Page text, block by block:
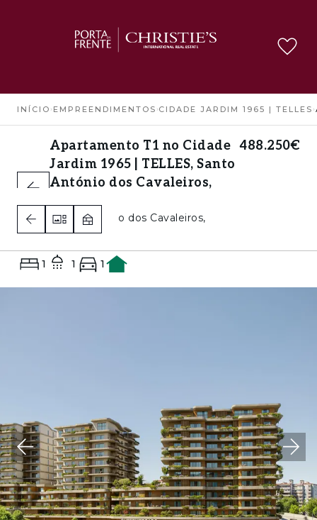
INÍCIO › EMPREENDIMENTOS ›CIDADE JARDIM 1965 | TELLES ›
Apartamento T1 no Cidade
Jardim 1965 | TELLES, Santo
António dos Cavaleiros,
Santo António dos Cavaleiros,
Loures
488.250€
1 1 1